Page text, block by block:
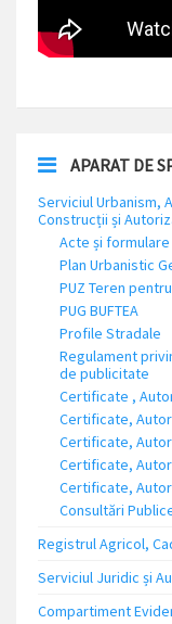
APARAT DE
Serviciul Urbanism,
Construcții și
Acte și formulare
Plan Urbanistic
PUZ Teren
PUG BUFTEA
Profile Stradale
Regulament
de publicitate
Certificate ,
Certificate,
Certificate,
Certificate,
Certificate,
Consultări
Registrul Agricol,
Serviciul Juridic și
Compartiment